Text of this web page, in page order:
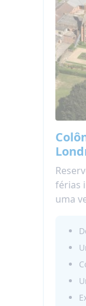
férias
uma
Você
usa